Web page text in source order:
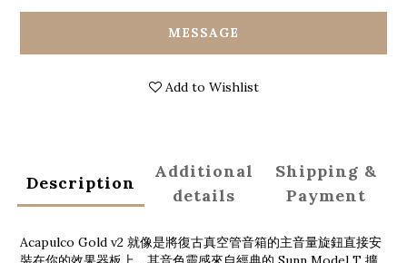
MESSAGE
Add to Wishlist
Description
Additional
details
Shipping &
Payment
Acapulco Gold v2 就像是將復古真空管音箱的主音量旋鈕直接安